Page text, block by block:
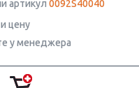
артикул 0092S40040
цену
у менеджера